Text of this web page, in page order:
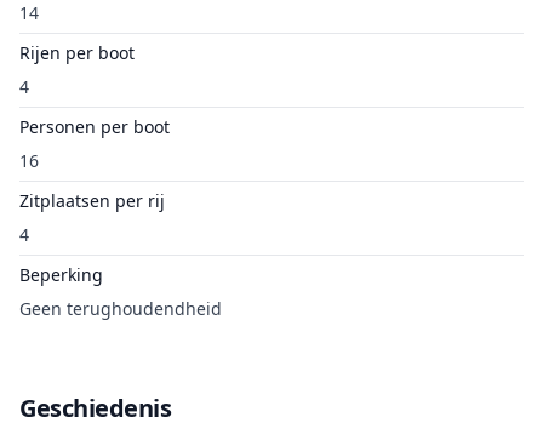
14
Rijen per boot
4
Personen per boot
16
Zitplaatsen per rij
4
Beperking
Geen terughoudendheid
Geschiedenis